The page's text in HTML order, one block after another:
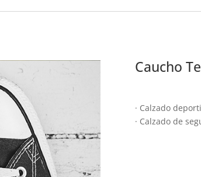
Caucho
· Calzado
· Calzado de